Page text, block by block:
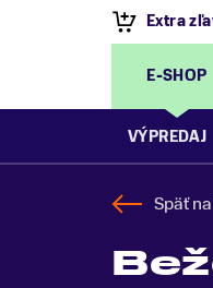
E-SHOP
VÝPREDAJ
Späť na